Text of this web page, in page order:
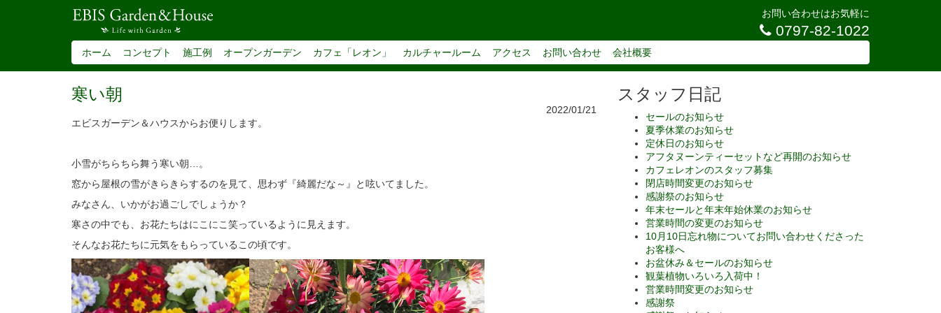
お問い合わせはお気軽に
0797-82-1022
ホーム コンセプト 施工例 オープンガーデン カフェ「レオン」 カルチャールーム アクセス お問い合わせ 会社概要
寒い朝
2022/01/21
エビスガーデン＆ハウスからお便りします。
小雪がちらちら舞う寒い朝…。
窓から屋根の雪がきらきらするのを見て、思わず『綺麗だな～』と呟いてました。
みなさん、いかがお過ごしでしょうか？
寒さの中でも、お花たちはにこにこ笑っているように見えます。
そんなお花たちに元気をもらっているこの頃です。
スタッフ日記
セールのお知らせ
夏季休業のお知らせ
定休日のお知らせ
アフタヌーンティーセットなど再開のお知らせ
カフェレオンのスタッフ募集
閉店時間変更のお知らせ
感謝祭のお知らせ
年末セールと年末年始休業のお知らせ
営業時間の変更のお知らせ
10月10日忘れ物についてお問い合わせくださった
お客様へ
お盆休み＆セールのお知らせ
観葉植物いろいろ入荷中！
営業時間変更のお知らせ
感謝祭